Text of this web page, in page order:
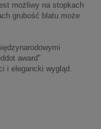
możliwy na stopkach
grubość blatu może
award"
i elegancki wygląd.